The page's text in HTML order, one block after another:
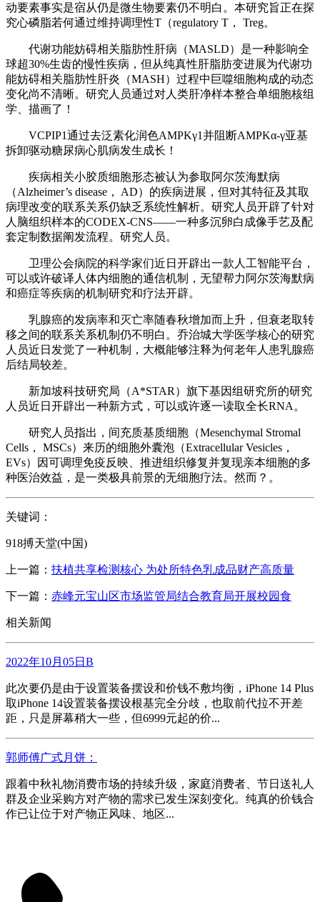
动要素事实是宿从仍是微生物要素仍不明白。本研究旨正在探
究心磷脂若何通过维持调理性T（regulatory T， Treg。
代谢功能妨碍相关脂肪性肝病（MASLD）是一种影响全
球超30%生齿的慢性疾病，但从纯真性肝脂肪变进展为代谢功
能妨碍相关脂肪性肝炎（MASH）过程中巨噬细胞构成的动态
变化尚不清晰。研究人员通过对人类肝净样本整合单细胞核组
学、描画了！
VCPIP1通过去泛素化润色AMPKγ1并阻断AMPKα-γ亚基
拆卸驱动糖尿病心肌病发生成长！
疾病相关小胶质细胞形态被认为参取阿尔茨海默病
（Alzheimer’s disease， AD）的疾病进展，但对其特征及其取
病理改变的联系关系仍缺乏系统性解析。研究人员开辟了针对
人脑组织样本的CODEX-CNS——一种多沉卵白成像手艺及配
套定制数据阐发流程。研究人员。
卫理公会病院的科学家们近日开辟出一款人工智能平台，
可以或许破译人体内细胞的通信机制，无望帮力阿尔茨海默病
和癌症等疾病的机制研究和疗法开辟。
乳腺癌的发病率和灭亡率随春秋增加而上升，但衰老取转
移之间的联系关系机制仍不明白。乔治城大学医学核心的研究
人员近日发觉了一种机制，大概能够注释为何老年人患乳腺癌
后结局较差。
新加坡科技研究局（A*STAR）旗下基因组研究所的研究
人员近日开辟出一种新方式，可以或许逐一读取全长RNA。
研究人员指出，间充质基质细胞（Mesenchymal Stromal
Cells， MSCs）来历的细胞外囊泡（Extracellular Vesicles，
EVs）因可调理免疫反映、推进组织修复并复现亲本细胞的多
种医治效益，是一类极具前景的无细胞疗法。然而？。
关键词：
918搏天堂(中国)
上一篇： 扶植共享检测核心 为处所特色乳成品财产高质量
下一篇： 赤峰元宝山区市场监管局结合教育局开展校园食
相关新闻
2022年10月05日B
此次要仍是由于设置装备摆设和价钱不敷均衡，iPhone 14 Plus
取iPhone 14设置装备摆设根基完全分歧，也取前代拉不开差
距，只是屏幕稍大一些，但6999元起的价...
郭师傅广式月饼：
跟着中秋礼物消费市场的持续升级，家庭消费者、节日送礼人
群及企业采购方对产物的需求已发生深刻变化。纯真的价钱合
作已让位于对产物正风味、地区...